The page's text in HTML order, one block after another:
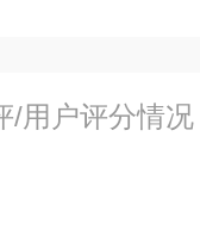
/用户评分情